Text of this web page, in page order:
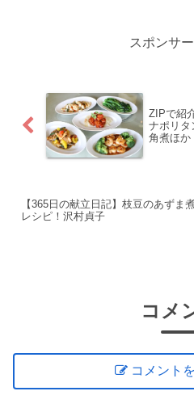
スポンサ
ZIPで紹
ナポリタ
角煮ほか
【365日の献立日記】枝豆のあずま
レシピ！沢村貞子
コメ
コメント